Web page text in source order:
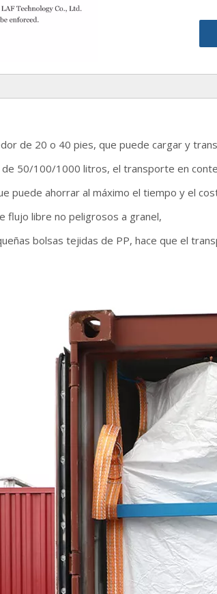
de 20 o 40 pies, que puede cargar y
50/100/1000 litros, el transporte en
puede ahorrar al máximo el tiempo y el
flujo libre no peligrosos a granel,
bolsas tejidas de PP, hace que el